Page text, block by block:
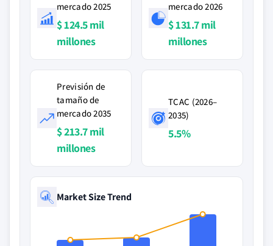
mercado 2025
$ 124.5 mil
millones
mercado 2026
$ 131.7 mil
millones
Previsión de
tamaño de
mercado 2035
$ 213.7 mil
millones
TCAC (2026–
2035)
5.5%
Market Size Trend